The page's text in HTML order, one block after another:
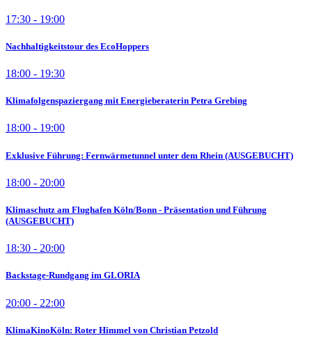
17:30 - 19:00
Nachhaltigkeitstour des EcoHoppers
18:00 - 19:30
Klimafolgenspaziergang mit Energieberaterin Petra Grebing
18:00 - 19:00
Exklusive Führung: Fernwärmetunnel unter dem Rhein (AUSGEBUCHT)
18:00 - 20:00
Klimaschutz am Flughafen Köln/Bonn - Präsentation und Führung
(AUSGEBUCHT)
18:30 - 20:00
Backstage-Rundgang im GLORIA
20:00 - 22:00
KlimaKinoKöln: Roter Himmel von Christian Petzold